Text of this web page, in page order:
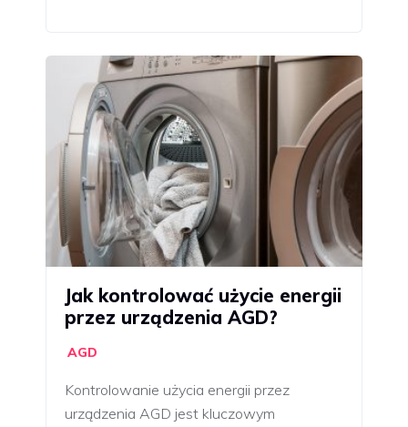
Jak kontrolować użycie energii
przez urządzenia AGD?
AGD
Kontrolowanie użycia energii przez
urządzenia AGD jest kluczowym